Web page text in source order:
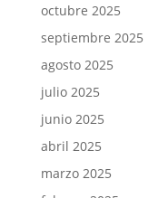
octubre 2025
septiembre 2025
agosto 2025
julio 2025
junio 2025
abril 2025
marzo 2025